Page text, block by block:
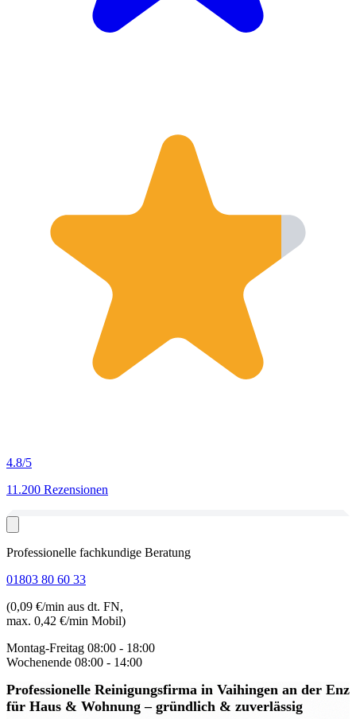
4.8/5
11.200 Rezensionen
Professionelle fachkundige Beratung
01803 80 60 33
(0,09 €/min aus dt. FN,
max. 0,42 €/min Mobil)
Montag-Freitag 08:00 - 18:00
Wochenende 08:00 - 14:00
Professionelle Reinigungsfirma in Vaihingen an der Enz
für Haus & Wohnung – gründlich & zuverlässig